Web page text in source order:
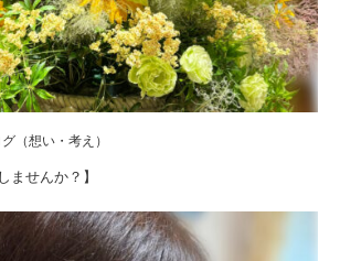
（想い・考え）
ませんか？】